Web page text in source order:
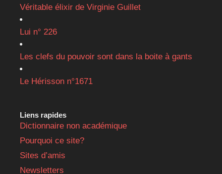
Véritable élixir de Virginie Guillet
Lui n° 226
Les clefs du pouvoir sont dans la boite à gants
Le Hérisson n°1671
Liens rapides
Dictionnaire non académique
Pourquoi ce site?
Sites d’amis
Newsletters